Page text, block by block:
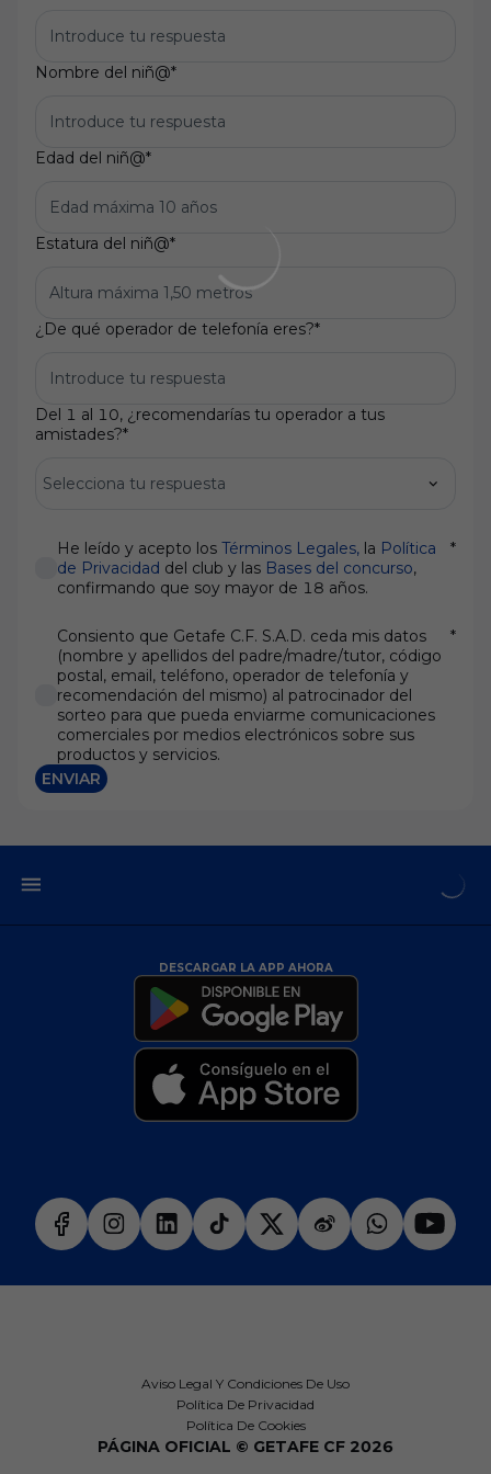
Nombre del niñ@*
Edad del niñ@*
Estatura del niñ@*
¿De qué operador de telefonía eres?*
Del 1 al 10, ¿recomendarías tu operador a tus
amistades?*
Selecciona tu respuesta
He leído y acepto los Términos Legales, la Política
de Privacidad del club y las Bases del concurso,
confirmando que soy mayor de 18 años.
*
Consiento que Getafe C.F. S.A.D. ceda mis datos
(nombre y apellidos del padre/madre/tutor, código
postal, email, teléfono, operador de telefonía y
recomendación del mismo) al patrocinador del
sorteo para que pueda enviarme comunicaciones
comerciales por medios electrónicos sobre sus
productos y servicios.
*
ENVIAR
DESCARGAR LA APP AHORA
Aviso Legal Y Condiciones De Uso
Política De Privacidad
Política De Cookies
PÁGINA OFICIAL © GETAFE CF 2026